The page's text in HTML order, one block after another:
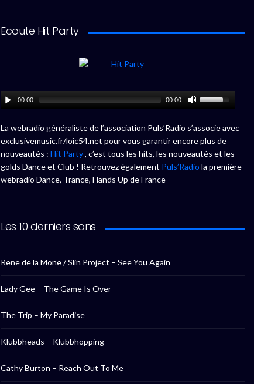
Ecoute Hit Party
00:00 00:00
La webradio généraliste de l’association Puls’Radio s’associe avec
exclusivemusic.fr/loic54.net pour vous garantir encore plus de
nouveautés : Hit Party, c’est tous les hits, les nouveautés et les
golds Dance et Club ! Retrouvez également Puls’Radio la première
webradio Dance, Trance, Hands Up de France
Les 10 derniers sons
Rene de la Mone / Slin Project – See You Again
Lady Gee – The Game Is Over
The Trip – My Paradise
Klubbheads – Klubbhopping
Cathy Burton – Reach Out To Me